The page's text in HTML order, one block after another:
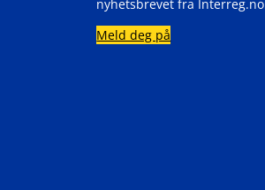
nyhetsbrevet fra
Meld deg på